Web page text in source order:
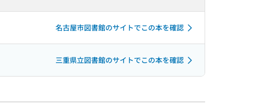
名古屋市図書館のサイトでこの本を確認
三重県立図書館のサイトでこの本を確認